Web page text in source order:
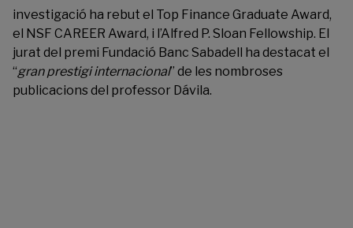
investigació ha rebut el Top Finance Graduate Award,
el NSF CAREER Award, i l’Alfred P. Sloan Fellowship. El
jurat del premi Fundació Banc Sabadell ha destacat el
“gran prestigi internacional” de les nombroses
publicacions del professor Dávila.